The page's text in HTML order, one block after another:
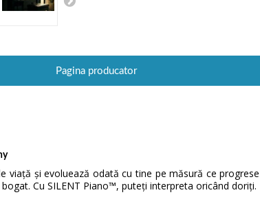
Pagina producator
viață și evoluează odată cu tine pe măsură ce
Cu SILENT Piano™, puteți interpreta oricând doriți.